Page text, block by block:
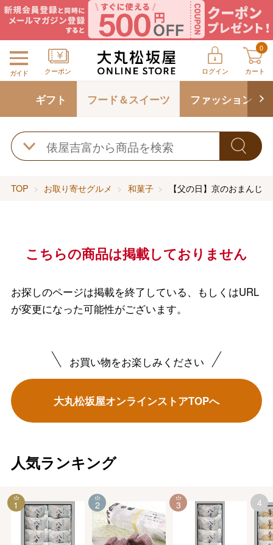
ガイド クーポン ログイン
0
カート
ギフト フード＆スイーツ ファッション
TOP お取り寄せグルメ 和菓子 【父の日】京のおまん
こちらの商品は掲載しておりません
お探しのページは掲載を終了している、もしくはURL
が変更になった可能性がございます。
お買い物をお楽しみください
大丸松坂屋オンラインストアTOPへ
人気ランキング
1 2 3 4